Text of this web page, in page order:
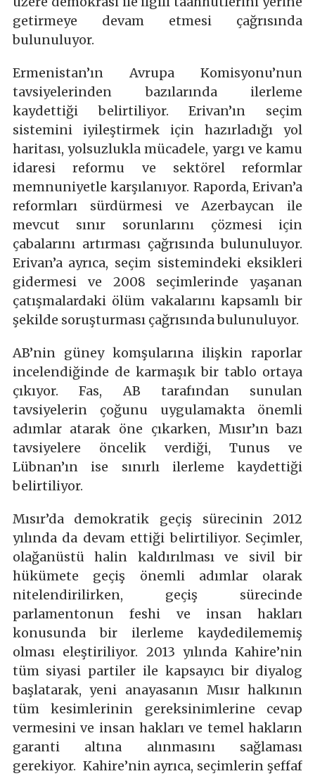
getirmeye devam etmesi çağrısında
bulunuluyor.
Ermenistan’ın Avrupa Komisyonu’nun
tavsiyelerinden bazılarında ilerleme
kaydettiği belirtiliyor. Erivan’ın seçim
sistemini iyileştirmek için hazırladığı yol
haritası, yolsuzlukla mücadele, yargı ve kamu
idaresi reformu ve sektörel reformlar
memnuniyetle karşılanıyor. Raporda, Erivan’a
reformları sürdürmesi ve Azerbaycan ile
mevcut sınır sorunlarını çözmesi için
çabalarını artırması çağrısında bulunuluyor.
Erivan’a ayrıca, seçim sistemindeki eksikleri
gidermesi ve 2008 seçimlerinde yaşanan
çatışmalardaki ölüm vakalarını kapsamlı bir
şekilde soruşturması çağrısında bulunuluyor.
AB’nin güney komşularına ilişkin raporlar
incelendiğinde de karmaşık bir tablo ortaya
çıkıyor. Fas, AB tarafından sunulan
tavsiyelerin çoğunu uygulamakta önemli
adımlar atarak öne çıkarken, Mısır’ın bazı
tavsiyelere öncelik verdiği, Tunus ve
Lübnan’ın ise sınırlı ilerleme kaydettiği
belirtiliyor.
Mısır’da demokratik geçiş sürecinin 2012
yılında da devam ettiği belirtiliyor. Seçimler,
olağanüstü halin kaldırılması ve sivil bir
hükümete geçiş önemli adımlar olarak
nitelendirilirken, geçiş sürecinde
parlamentonun feshi ve insan hakları
konusunda bir ilerleme kaydedilememiş
olması eleştiriliyor. 2013 yılında Kahire’nin
tüm siyasi partiler ile kapsayıcı bir diyalog
başlatarak, yeni anayasanın Mısır halkının
tüm kesimlerinin gereksinimlerine cevap
vermesini ve insan hakları ve temel hakların
garanti altına alınmasını sağlaması
gerekiyor. Kahire’nin ayrıca, seçimlerin şeffaf